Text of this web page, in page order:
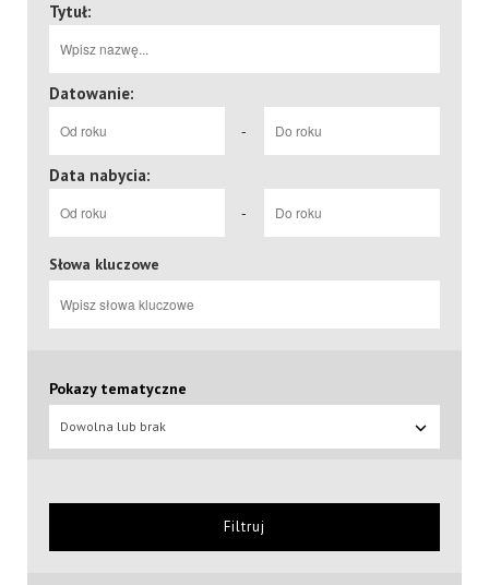
Tytuł:
Datowanie:
-
Data nabycia:
-
Słowa kluczowe
Pokazy tematyczne
Dowolna lub brak
Filtruj